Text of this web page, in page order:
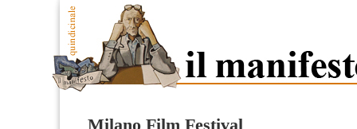
Milano Film Festival